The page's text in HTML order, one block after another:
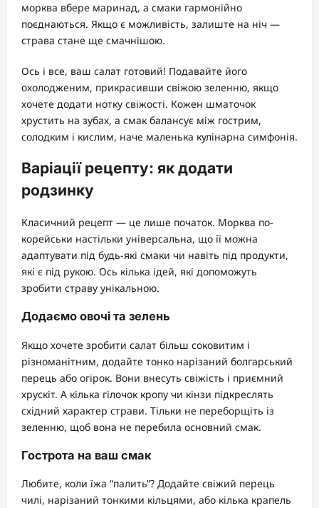
морква вбере маринад, а смаки гармонійно
поєднаються. Якщо є можливість, залиште на ніч —
страва стане ще смачнішою.
Ось і все, ваш салат готовий! Подавайте його
охолодженим, прикрасивши свіжою зеленню, якщо
хочете додати нотку свіжості. Кожен шматочок
хрустить на зубах, а смак балансує між гострим,
солодким і кислим, наче маленька кулінарна симфонія.
Варіації рецепту: як додати
родзинку
Класичний рецепт — це лише початок. Морква по-
корейськи настільки універсальна, що її можна
адаптувати під будь-які смаки чи навіть під продукти,
які є під рукою. Ось кілька ідей, які допоможуть
зробити страву унікальною.
Додаємо овочі та зелень
Якщо хочете зробити салат більш соковитим і
різноманітним, додайте тонко нарізаний болгарський
перець або огірок. Вони внесуть свіжість і приємний
хрускіт. А кілька гілочок кропу чи кінзи підкреслять
східний характер страви. Тільки не переборщіть із
зеленню, щоб вона не перебила основний смак.
Гострота на ваш смак
Любите, коли їжа “палить”? Додайте свіжий перець
чилі, нарізаний тонкими кільцями, або кілька крапель